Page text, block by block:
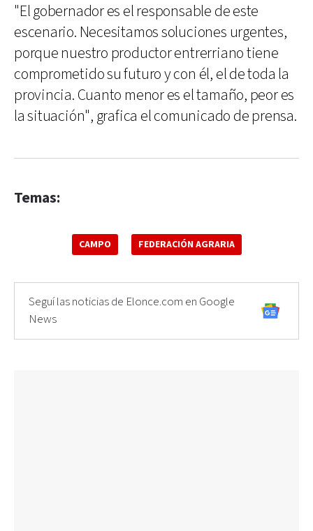
"El gobernador es el responsable de este
escenario. Necesitamos soluciones urgentes,
porque nuestro productor entrerriano tiene
comprometido su futuro y con él, el de toda la
provincia. Cuanto menor es el tamaño, peor es
la situación", grafica el comunicado de prensa.
Temas:
CAMPO FEDERACIÓN AGRARIA
Seguí las noticias de Elonce.com en Google
News